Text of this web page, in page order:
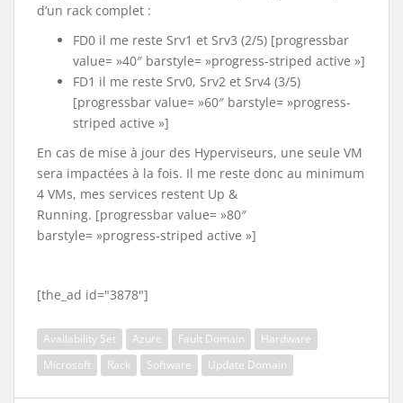
d’un rack complet :
FD0 il me reste Srv1 et Srv3 (2/5) [progressbar
value= »40″ barstyle= »progress-striped active »]
FD1 il me reste Srv0, Srv2 et Srv4 (3/5)
[progressbar value= »60″ barstyle= »progress-
striped active »]
En cas de mise à jour des Hyperviseurs, une seule VM
sera impactées à la fois. Il me reste donc au minimum
4 VMs, mes services restent Up &
Running. [progressbar value= »80″
barstyle= »progress-striped active »]
[the_ad id="3878"]
Availability Set Azure Fault Domain
Hardware
Microsoft
Rack Software Update Domain